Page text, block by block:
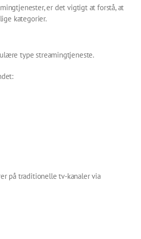
er det vigtigt at forstå, at
kategorier.
type streamingtjeneste.
på traditionelle tv-kanaler via